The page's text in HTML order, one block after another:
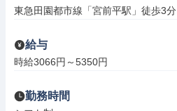
東急田園都市線「宮前平駅」徒歩3分
給与
時給3066円～5350円
勤務時間